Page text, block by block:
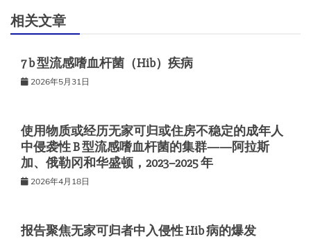
航
相关文章
7 b 型流感嗜血杆菌（Hib）疾病
2026年5月31日
使用物质或经历无家可归或住房不稳定的成年人
中侵袭性 B 型流感嗜血杆菌的集群——阿拉斯
加、俄勒冈和华盛顿，2023–2025 年
2026年4月18日
报告聚焦无家可归者中入侵性 Hib 病的爆发